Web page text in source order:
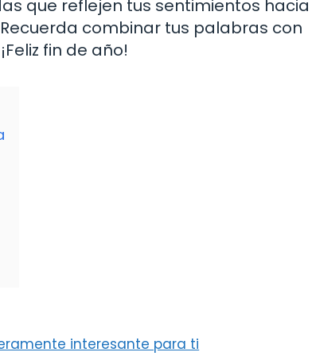
que reflejen tus sentimientos
combinar tus palabras con
fin de año!
interesante para ti